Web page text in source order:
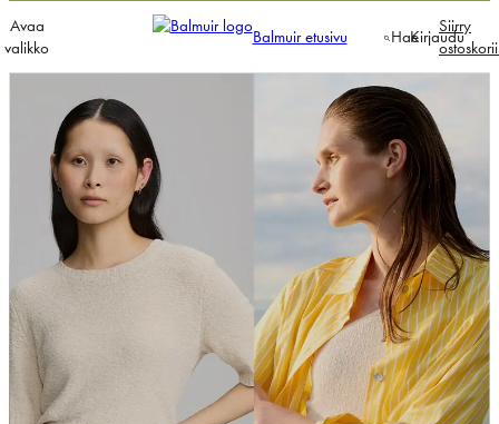
Avaa
valikko
Balmuir etusivu HaeKirjaudu
Siirry